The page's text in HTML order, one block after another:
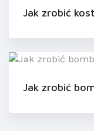
Jak zrobić
Jak zrobić